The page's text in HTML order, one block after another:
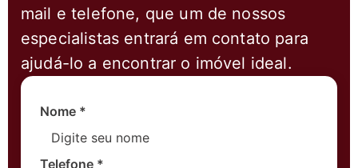
mail e telefone, que um de nossos
especialistas entrará em contato para
ajudá-lo a encontrar o imóvel ideal.
Nome *
Telefone *